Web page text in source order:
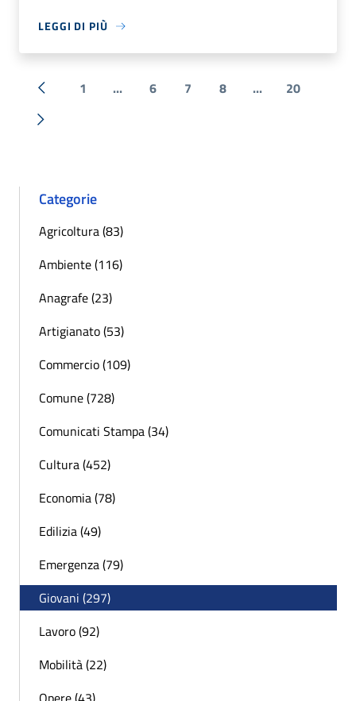
LEGGI DI PIÙ
« Precedente
1 ... 6 7 8 ... 20
Successiva »
Categorie
Agricoltura (83)
Ambiente (116)
Anagrafe (23)
Artigianato (53)
Commercio (109)
Comune (728)
Comunicati Stampa (34)
Cultura (452)
Economia (78)
Edilizia (49)
Emergenza (79)
Giovani (297)
Lavoro (92)
Mobilità (22)